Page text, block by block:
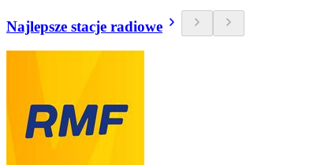
Najlepsze stacje radiowe